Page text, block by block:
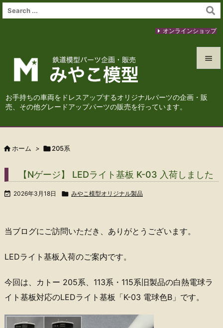
お手持ちの車両をドレスアップするオリジナルパーツの企画・販
売、その他グレードアップパーツの販売を行っています。




オンラインショップ
 ホーム > 205系
【Nゲージ】 LEDライト基板 K-03 入荷しました
 2026年3月18日  みやこ模型オリジナル製品
当ブログにご訪問いただき、ありがとうございます。
LEDライト基板入荷のご案内です。
今回は、カトー 205系、113系・115系旧製品の白熱電球ラ
イト基板対応のLEDライト基板「K-03 電球色B」です。